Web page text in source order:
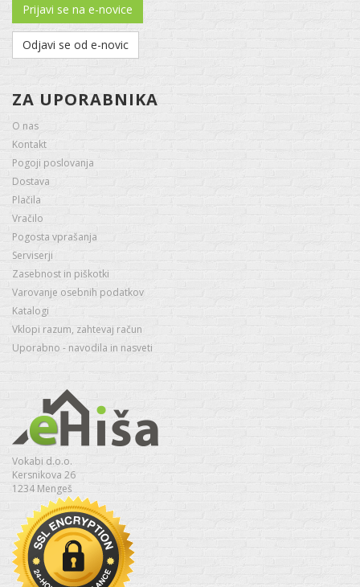
Prijavi se na e-novice
Odjavi se od e-novic
ZA UPORABNIKA
O nas
Kontakt
Pogoji poslovanja
Dostava
Plačila
Vračilo
Pogosta vprašanja
Serviserji
Zasebnost in piškotki
Varovanje osebnih podatkov
Katalogi
Vklopi razum, zahtevaj račun
Uporabno - navodila in nasveti
Vokabi d.o.o.
Kersnikova 26
1234 Mengeš